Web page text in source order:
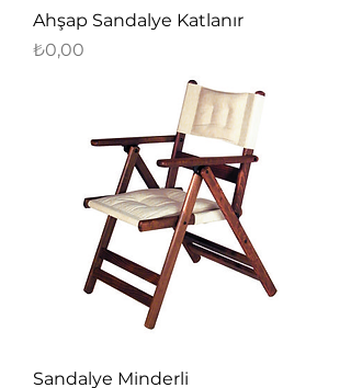
Ahşap Sandalye Katlanır
Fiyat
₺0,00
Sandalye Minderli